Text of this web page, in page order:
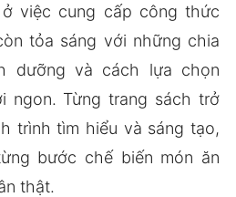
việc cung cấp công thức
tỏa sáng với những chia
dưỡng và cách lựa chọn
ngon. Từng trang sách trở
trình tìm hiểu và sáng tạo,
bước chế biến món ăn
thật.